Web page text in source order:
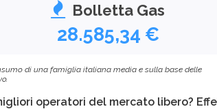
Bolletta Gas
28.585,34 €
di una famiglia italiana media e sulla base delle
operatori del mercato libero?